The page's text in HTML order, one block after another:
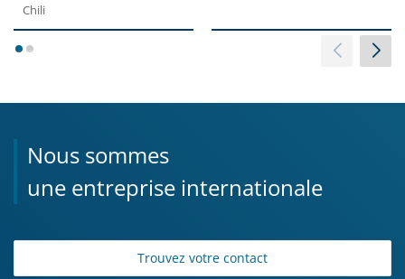
Chili
12
Nous sommes
une entreprise internationale
Trouvez votre contact